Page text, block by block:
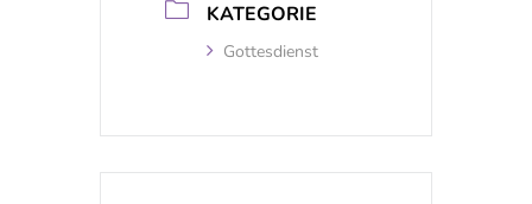
KATEGORIE
Gottesdienst